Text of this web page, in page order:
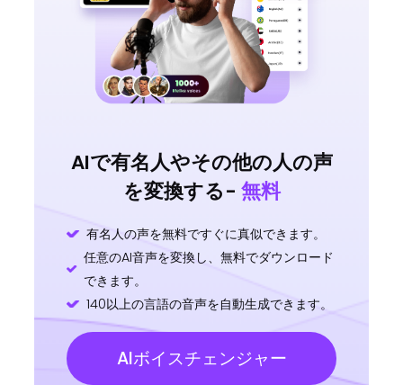
AIで有名人やその他の人の声
を変換する- 無料
有名人の声を無料ですぐに真似できます。
任意のAI音声を変換し、無料でダウンロード
できます。
140以上の言語の音声を自動生成できます。
AIボイスチェンジャー